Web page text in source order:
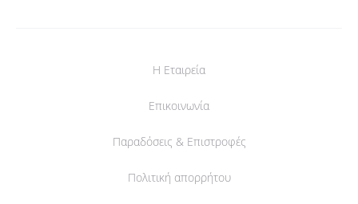
Η Εταιρεία
Επικοινωνία
Παραδόσεις & Επιστροφές
Πολιτική απορρήτου